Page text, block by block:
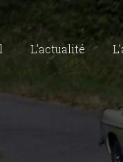
L’actualité